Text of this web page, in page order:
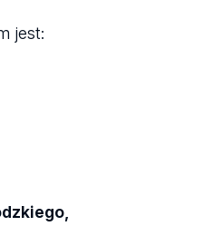
jest: